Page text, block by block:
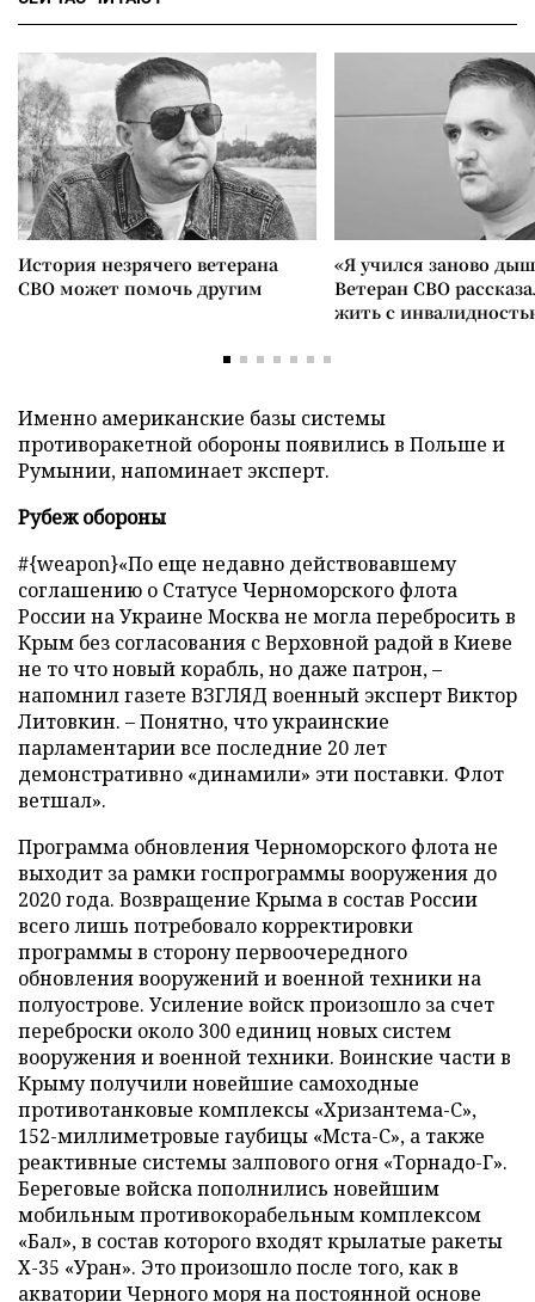
История незрячего ветерана
СВО может помочь другим
«Я учился заново
Ветеран СВО
жить с
Именно американские базы системы
противоракетной обороны появились в Польше и
Румынии, напоминает эксперт.
Рубеж обороны
#{weapon}«По еще недавно действовавшему
соглашению о Статусе Черноморского флота
России на Украине Москва не могла перебросить в
Крым без согласования с Верховной радой в Киеве
не то что новый корабль, но даже патрон, –
напомнил газете ВЗГЛЯД военный эксперт Виктор
Литовкин. – Понятно, что украинские
парламентарии все последние 20 лет
демонстративно «динамили» эти поставки. Флот
ветшал».
Программа обновления Черноморского флота не
выходит за рамки госпрограммы вооружения до
2020 года. Возвращение Крыма в состав России
всего лишь потребовало корректировки
программы в сторону первоочередного
обновления вооружений и военной техники на
полуострове. Усиление войск произошло за счет
переброски около 300 единиц новых систем
вооружения и военной техники. Воинские части в
Крыму получили новейшие самоходные
противотанковые комплексы «Хризантема-С»,
152-миллиметровые гаубицы «Мста-С», а также
реактивные системы залпового огня «Торнадо-Г».
Береговые войска пополнились новейшим
мобильным противокорабельным комплексом
«Бал», в состав которого входят крылатые ракеты
Х-35 «Уран». Это произошло после того, как в
акватории Черного моря на постоянной основе